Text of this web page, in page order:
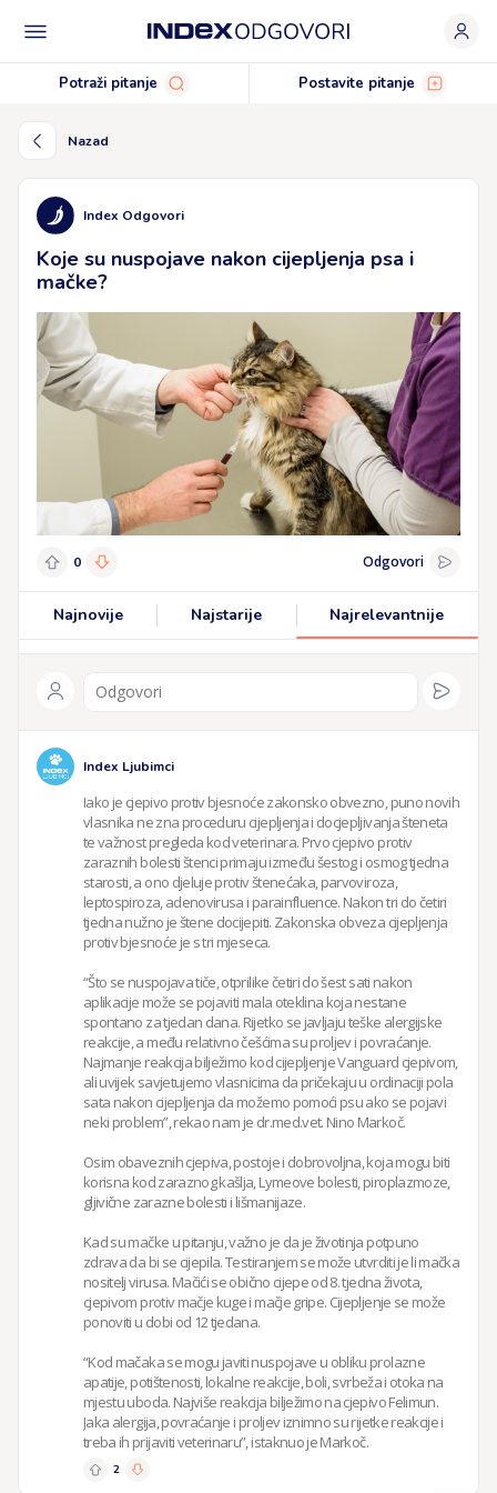
Potraži pitanje Postavite pitanje
Nazad
Index Odgovori
Koje su nuspojave nakon cijepljenja psa i
mačke?
0 Odgovori
Najnovije Najstarije Najrelevantnije
Index Ljubimci
Iako je cjepivo protiv bjesnoće zakonsko obvezno, puno novih
vlasnika ne zna proceduru cijepljenja i docjepljivanja šteneta
te važnost pregleda kod veterinara. Prvo cjepivo protiv
zaraznih bolesti štenci primaju između šestog i osmog tjedna
starosti, a ono djeluje protiv štenećaka, parvoviroza,
leptospiroza, adenovirusa i parainfluence. Nakon tri do četiri
tjedna nužno je štene docijepiti. Zakonska obveza cijepljenja
protiv bjesnoće je s tri mjeseca.
“Što se nuspojava tiče, otprilike četiri do šest sati nakon
aplikacije može se pojaviti mala oteklina koja nestane
spontano za tjedan dana. Rijetko se javljaju teške alergijske
reakcije, a među relativno češćima su proljev i povraćanje.
Najmanje reakcija bilježimo kod cijepljenje Vanguard cjepivom,
ali uvijek savjetujemo vlasnicima da pričekaju u ordinaciji pola
sata nakon cijepljenja da možemo pomoći psu ako se pojavi
neki problem”, rekao nam je dr.med.vet. Nino Markoč.
Osim obaveznih cjepiva, postoje i dobrovoljna, koja mogu biti
korisna kod zaraznog kašlja, Lymeove bolesti, piroplazmoze,
gljivične zarazne bolesti i lišmanijaze.
Kad su mačke u pitanju, važno je da je životinja potpuno
zdrava da bi se cijepila. Testiranjem se može utvrditi je li mačka
nositelj virusa. Mačići se obično cijepe od 8. tjedna života,
cjepivom protiv mačje kuge i mačje gripe. Cijepljenje se može
ponoviti u dobi od 12 tjedana.
“Kod mačaka se mogu javiti nuspojave u obliku prolazne
apatije, potištenosti, lokalne reakcije, boli, svrbeža i otoka na
mjestu uboda. Najviše reakcija bilježimo na cjepivo Felimun.
Jaka alergija, povraćanje i proljev iznimno su rijetke reakcije i
treba ih prijaviti veterinaru”, istaknuo je Markoč.
2